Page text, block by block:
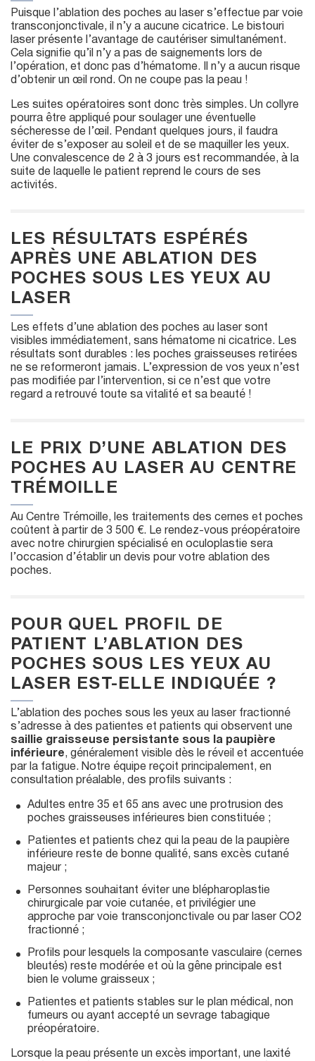
Puisque l’ablation des poches au laser s’effectue par voie
transconjonctivale, il n’y a aucune cicatrice. Le bistouri
laser présente l’avantage de cautériser simultanément.
Cela signifie qu’il n’y a pas de saignements lors de
l’opération, et donc pas d’hématome. Il n’y a aucun risque
d’obtenir un œil rond. On ne coupe pas la peau !
Les suites opératoires sont donc très simples. Un collyre
pourra être appliqué pour soulager une éventuelle
sécheresse de l’œil. Pendant quelques jours, il faudra
éviter de s’exposer au soleil et de se maquiller les yeux.
Une convalescence de 2 à 3 jours est recommandée, à la
suite de laquelle le patient reprend le cours de ses
activités.
LES RÉSULTATS ESPÉRÉS
APRÈS UNE ABLATION DES
POCHES SOUS LES YEUX AU
LASER
Les effets d’une ablation des poches au laser sont
visibles immédiatement, sans hématome ni cicatrice. Les
résultats sont durables : les poches graisseuses retirées
ne se reformeront jamais. L’expression de vos yeux n’est
pas modifiée par l’intervention, si ce n’est que votre
regard a retrouvé toute sa vitalité et sa beauté !
LE PRIX D’UNE ABLATION DES
POCHES AU LASER AU CENTRE
TRÉMOILLE
Au Centre Trémoille, les traitements des cernes et poches
coûtent à partir de 3 500 €. Le rendez-vous préopératoire
avec notre chirurgien spécialisé en oculoplastie sera
l’occasion d’établir un devis pour votre ablation des
poches.
POUR QUEL PROFIL DE
PATIENT L’ABLATION DES
POCHES SOUS LES YEUX AU
LASER EST-ELLE INDIQUÉE ?
L’ablation des poches sous les yeux au laser fractionné
s’adresse à des patientes et patients qui observent une
saillie graisseuse persistante sous la paupière
inférieure, généralement visible dès le réveil et accentuée
par la fatigue. Notre équipe reçoit principalement, en
consultation préalable, des profils suivants :
Adultes entre 35 et 65 ans avec une protrusion des
poches graisseuses inférieures bien constituée ;
Patientes et patients chez qui la peau de la paupière
inférieure reste de bonne qualité, sans excès cutané
majeur ;
Personnes souhaitant éviter une blépharoplastie
chirurgicale par voie cutanée, et privilégier une
approche par voie transconjonctivale ou par laser CO2
fractionné ;
Profils pour lesquels la composante vasculaire (cernes
bleutés) reste modérée et où la gêne principale est
bien le volume graisseux ;
Patientes et patients stables sur le plan médical, non
fumeurs ou ayant accepté un sevrage tabagique
préopératoire.
Lorsque la peau présente un excès important, une laxité